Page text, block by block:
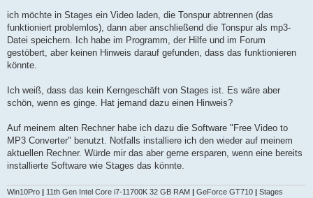
a
ich möchte in Stages ein Video laden, die Tonspur abtrennen (das
funktioniert problemlos), dann aber anschließend die Tonspur als mp3-
Datei speichern. Ich habe im Programm, der Hilfe und im Forum
gestöbert, aber keinen Hinweis darauf gefunden, dass das funktionieren
könnte.
Ich weiß, dass das kein Kerngeschäft von Stages ist. Es wäre aber
schön, wenn es ginge. Hat jemand dazu einen Hinweis?
Auf meinem alten Rechner habe ich dazu die Software "Free Video to
MP3 Converter" benutzt. Notfalls installiere ich den wieder auf meinem
aktuellen Rechner. Würde mir das aber gerne ersparen, wenn eine bereits
installierte Software wie Stages das könnte.
Win10Pro | 11th Gen Intel Core i7-11700K 32 GB RAM | GeForce GT710 | Stages